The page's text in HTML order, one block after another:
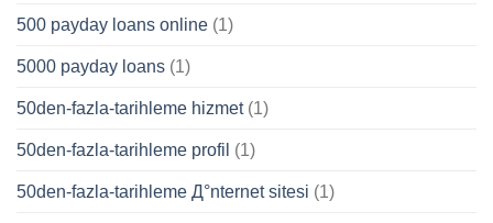
500 payday loans online (1)
5000 payday loans (1)
50den-fazla-tarihleme hizmet(1)
50den-fazla-tarihleme profil (1)
50den-fazla-tarihleme Д°nternet sitesi (1)